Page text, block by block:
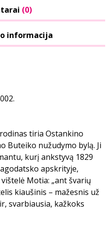
(0)
informacija
tiria Ostankino
Buteiko nužudymo bylą. Ji
kurį ankstyvą 1829
apskrityje,
Motia: „ant švarių
kiaušinis – mažesnis už
svarbiausia, kažkoks